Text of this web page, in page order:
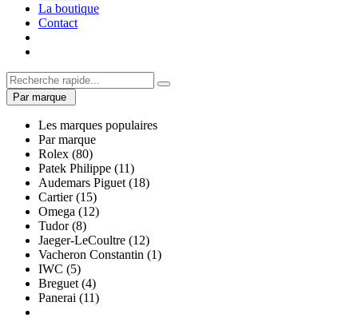
La boutique
Contact
Par marque
Les marques populaires
Par marque
Rolex (80)
Patek Philippe (11)
Audemars Piguet (18)
Cartier (15)
Omega (12)
Tudor (8)
Jaeger-LeCoultre (12)
Vacheron Constantin (1)
IWC (5)
Breguet (4)
Panerai (11)